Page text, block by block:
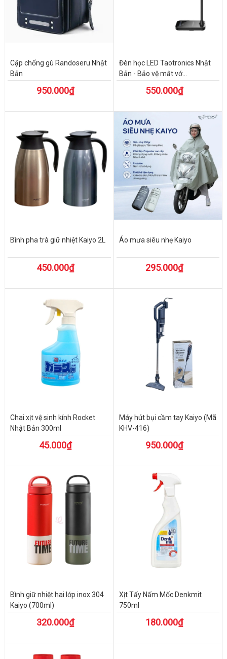
Cặp chống gù Randoseru Nhật
Bản
950.000₫
Đèn học LED Taotronics Nhật
Bản - Bảo vệ mắt vớ...
550.000₫
Bình pha trà giữ nhiệt Kaiyo 2L
450.000₫
Áo mưa siêu nhẹ Kaiyo
295.000₫
Chai xịt vệ sinh kính Rocket
Nhật Bản 300ml
45.000₫
Máy hút bụi cầm tay Kaiyo (Mã
KHV-416)
950.000₫
Bình giữ nhiệt hai lớp inox 304
Kaiyo (700ml)
320.000₫
Xịt Tẩy Nấm Mốc Denkmit
750ml
180.000₫